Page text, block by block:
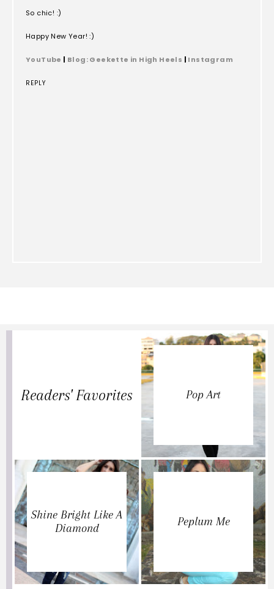
So chic! :)
Happy New Year! :)
YouTube | Blog: Geekette in High Heels | Instagram
REPLY
Readers' Favorites Pop Art
Shine Bright Like A
Diamond
Peplum Me